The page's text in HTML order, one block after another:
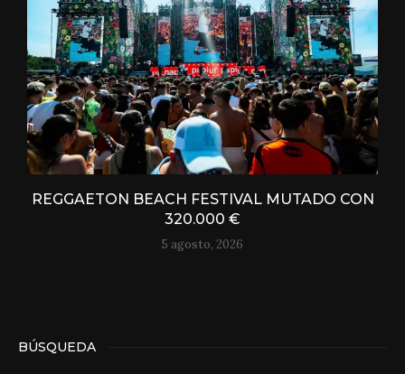
REGGAETON BEACH FESTIVAL MUTADO CON
320.000 €
5 agosto, 2026
BÚSQUEDA